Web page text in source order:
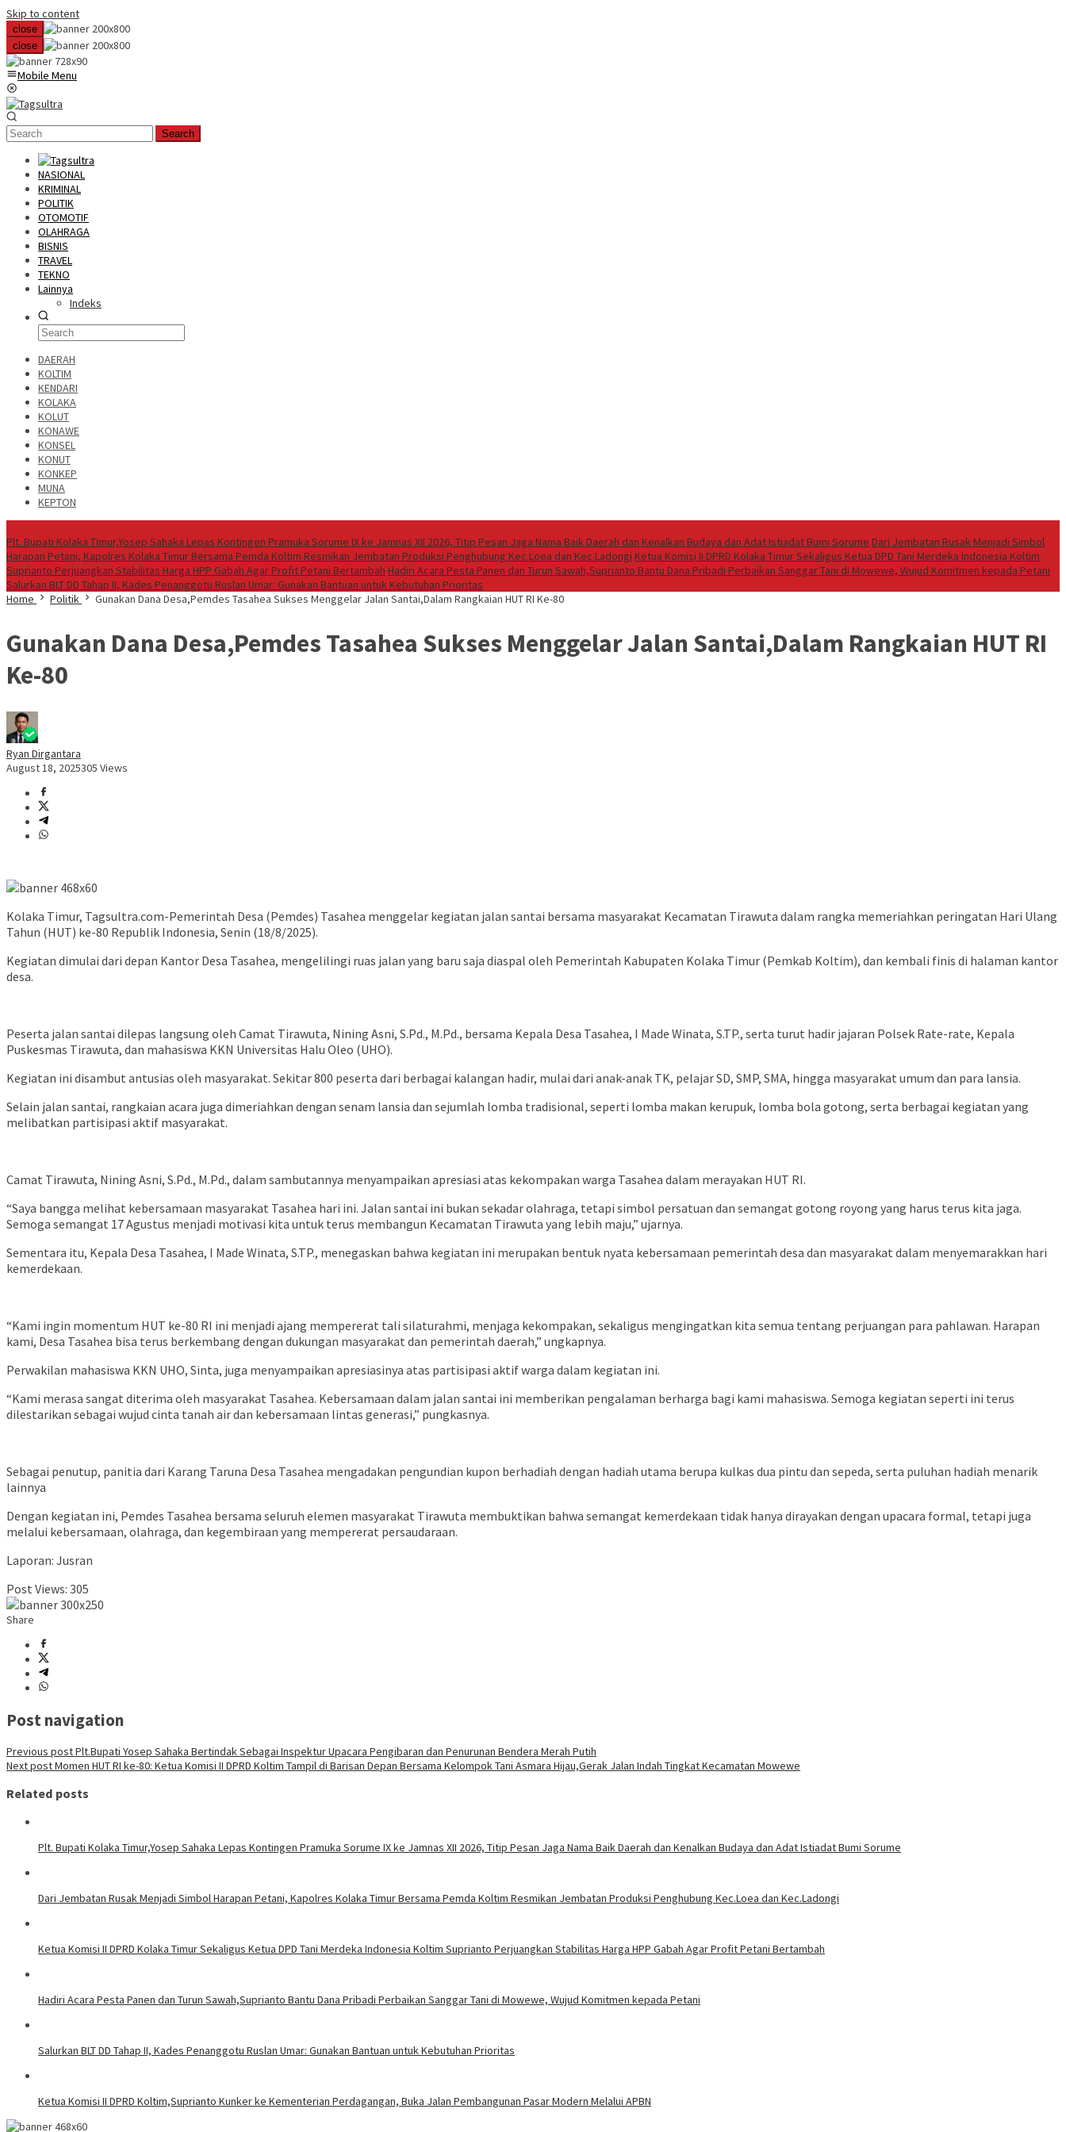
Skip to content
close
close
Mobile Menu
Search
NASIONAL
KRIMINAL
POLITIK
OTOMOTIF
OLAHRAGA
BISNIS
TRAVEL
TEKNO
Lainnya
Indeks
DAERAH
KOLTIM
KENDARI
KOLAKA
KOLUT
KONAWE
KONSEL
KONUT
KONKEP
MUNA
KEPTON
Plt. Bupati Kolaka Timur,Yosep Sahaka Lepas Kontingen Pramuka Sorume IX ke Jamnas XII 2026, Titip Pesan Jaga Nama Baik Daerah dan Kenalkan Budaya dan Adat Istiadat Bumi Sorume Dari Jembatan Rusak Menjadi Simbol
Harapan Petani, Kapolres Kolaka Timur Bersama Pemda Koltim Resmikan Jembatan Produksi Penghubung Kec.Loea dan Kec.Ladongi Ketua Komisi II DPRD Kolaka Timur Sekaligus Ketua DPD Tani Merdeka Indonesia Koltim
Suprianto Perjuangkan Stabilitas Harga HPP Gabah Agar Profit Petani Bertambah Hadiri Acara Pesta Panen dan Turun Sawah,Suprianto Bantu Dana Pribadi Perbaikan Sanggar Tani di Mowewe, Wujud Komitmen kepada Petani
Salurkan BLT DD Tahap II, Kades Penanggotu Ruslan Umar: Gunakan Bantuan untuk Kebutuhan Prioritas
Home
Politik Gunakan Dana Desa,Pemdes Tasahea Sukses Menggelar Jalan Santai,Dalam Rangkaian HUT RI Ke-80
Gunakan Dana Desa,Pemdes Tasahea Sukses Menggelar Jalan Santai,Dalam Rangkaian HUT RI
Ke-80
Ryan Dirgantara
August 18, 2025305 Views
Kolaka Timur, Tagsultra.com-Pemerintah Desa (Pemdes) Tasahea menggelar kegiatan jalan santai bersama masyarakat Kecamatan Tirawuta dalam rangka memeriahkan peringatan Hari Ulang
Tahun (HUT) ke-80 Republik Indonesia, Senin (18/8/2025).
Kegiatan dimulai dari depan Kantor Desa Tasahea, mengelilingi ruas jalan yang baru saja diaspal oleh Pemerintah Kabupaten Kolaka Timur (Pemkab Koltim), dan kembali finis di halaman kantor
desa.
Peserta jalan santai dilepas langsung oleh Camat Tirawuta, Nining Asni, S.Pd., M.Pd., bersama Kepala Desa Tasahea, I Made Winata, S.TP., serta turut hadir jajaran Polsek Rate-rate, Kepala
Puskesmas Tirawuta, dan mahasiswa KKN Universitas Halu Oleo (UHO).
Kegiatan ini disambut antusias oleh masyarakat. Sekitar 800 peserta dari berbagai kalangan hadir, mulai dari anak-anak TK, pelajar SD, SMP, SMA, hingga masyarakat umum dan para lansia.
Selain jalan santai, rangkaian acara juga dimeriahkan dengan senam lansia dan sejumlah lomba tradisional, seperti lomba makan kerupuk, lomba bola gotong, serta berbagai kegiatan yang
melibatkan partisipasi aktif masyarakat.
Camat Tirawuta, Nining Asni, S.Pd., M.Pd., dalam sambutannya menyampaikan apresiasi atas kekompakan warga Tasahea dalam merayakan HUT RI.
“Saya bangga melihat kebersamaan masyarakat Tasahea hari ini. Jalan santai ini bukan sekadar olahraga, tetapi simbol persatuan dan semangat gotong royong yang harus terus kita jaga.
Semoga semangat 17 Agustus menjadi motivasi kita untuk terus membangun Kecamatan Tirawuta yang lebih maju,” ujarnya.
Sementara itu, Kepala Desa Tasahea, I Made Winata, S.TP., menegaskan bahwa kegiatan ini merupakan bentuk nyata kebersamaan pemerintah desa dan masyarakat dalam menyemarakkan hari
kemerdekaan.
“Kami ingin momentum HUT ke-80 RI ini menjadi ajang mempererat tali silaturahmi, menjaga kekompakan, sekaligus mengingatkan kita semua tentang perjuangan para pahlawan. Harapan
kami, Desa Tasahea bisa terus berkembang dengan dukungan masyarakat dan pemerintah daerah,” ungkapnya.
Perwakilan mahasiswa KKN UHO, Sinta, juga menyampaikan apresiasinya atas partisipasi aktif warga dalam kegiatan ini.
“Kami merasa sangat diterima oleh masyarakat Tasahea. Kebersamaan dalam jalan santai ini memberikan pengalaman berharga bagi kami mahasiswa. Semoga kegiatan seperti ini terus
dilestarikan sebagai wujud cinta tanah air dan kebersamaan lintas generasi,” pungkasnya.
Sebagai penutup, panitia dari Karang Taruna Desa Tasahea mengadakan pengundian kupon berhadiah dengan hadiah utama berupa kulkas dua pintu dan sepeda, serta puluhan hadiah menarik
lainnya
Dengan kegiatan ini, Pemdes Tasahea bersama seluruh elemen masyarakat Tirawuta membuktikan bahwa semangat kemerdekaan tidak hanya dirayakan dengan upacara formal, tetapi juga
melalui kebersamaan, olahraga, dan kegembiraan yang mempererat persaudaraan.
Laporan: Jusran
Post Views: 305
Share
Post navigation
Previous postPlt.Bupati Yosep Sahaka Bertindak Sebagai Inspektur Upacara Pengibaran dan Penurunan Bendera Merah Putih
Next postMomen HUT RI ke-80: Ketua Komisi II DPRD Koltim Tampil di Barisan Depan Bersama Kelompok Tani Asmara Hijau,Gerak Jalan Indah Tingkat Kecamatan Mowewe
Related posts
Plt. Bupati Kolaka Timur,Yosep Sahaka Lepas Kontingen Pramuka Sorume IX ke Jamnas XII 2026, Titip Pesan Jaga Nama Baik Daerah dan Kenalkan Budaya dan Adat Istiadat Bumi Sorume
Dari Jembatan Rusak Menjadi Simbol Harapan Petani, Kapolres Kolaka Timur Bersama Pemda Koltim Resmikan Jembatan Produksi Penghubung Kec.Loea dan Kec.Ladongi
Ketua Komisi II DPRD Kolaka Timur Sekaligus Ketua DPD Tani Merdeka Indonesia Koltim Suprianto Perjuangkan Stabilitas Harga HPP Gabah Agar Profit Petani Bertambah
Hadiri Acara Pesta Panen dan Turun Sawah,Suprianto Bantu Dana Pribadi Perbaikan Sanggar Tani di Mowewe, Wujud Komitmen kepada Petani
Salurkan BLT DD Tahap II, Kades Penanggotu Ruslan Umar: Gunakan Bantuan untuk Kebutuhan Prioritas
Ketua Komisi II DPRD Koltim,Suprianto Kunker ke Kementerian Perdagangan, Buka Jalan Pembangunan Pasar Modern Melalui APBN